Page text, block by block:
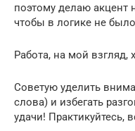
поэтому делаю акцент
чтобы в логике не
Работа, на мой взгляд,
Советую уделить
слова) и избегать
удачи! Практикуйтесь,